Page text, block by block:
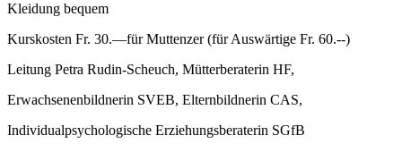
Kleidung bequem
Kurskosten Fr. 30.—für Muttenzer (für Auswärtige Fr. 60.--)
Leitung Petra Rudin-Scheuch, Mütterberaterin HF,
Erwachsenenbildnerin SVEB, Elternbildnerin CAS,
Individualpsychologische Erziehungsberaterin SGfB